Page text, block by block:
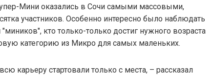
Мини оказались в Сочи самыми массовыми,
участников. Особенно интересно было наблюдать
кто только-только достиг нужного возраста
категорию из Микро для самых маленьких.
карьеру стартовали только с места, – рассказал